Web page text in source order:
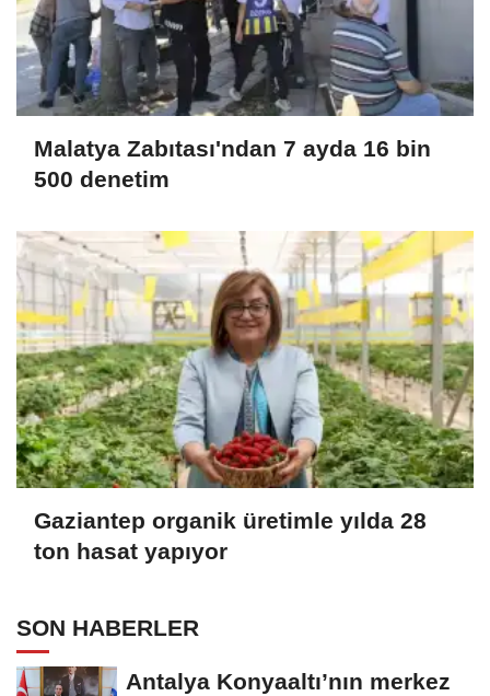
Malatya Zabıtası'ndan 7 ayda 16 bin
500 denetim
Gaziantep organik üretimle yılda 28
ton hasat yapıyor
SON HABERLER
Antalya Konyaaltı’nın merkez